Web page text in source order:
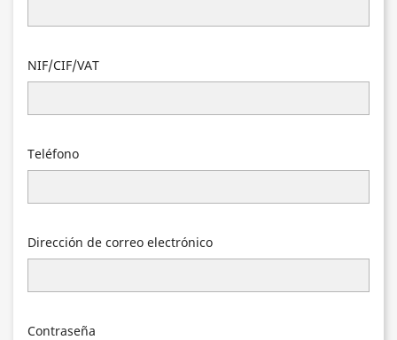
NIF/CIF/VAT
Teléfono
Dirección de correo electrónico
Contraseña